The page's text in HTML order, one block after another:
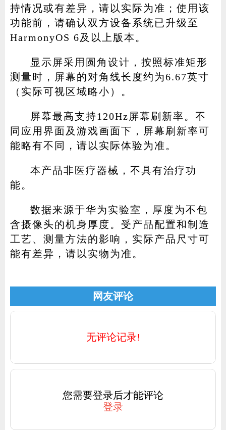
持情况或有差异，请以实际为准；使用该
功能前，请确认双方设备系统已升级至
HarmonyOS 6及以上版本。
显示屏采用圆角设计，按照标准矩形
测量时，屏幕的对角线长度约为6.67英寸
（实际可视区域略小）。
屏幕最高支持120Hz屏幕刷新率。不
同应用界面及游戏画面下，屏幕刷新率可
能略有不同，请以实际体验为准。
本产品非医疗器械，不具有治疗功
能。
数据来源于华为实验室，厚度为不包
含摄像头的机身厚度。受产品配置和制造
工艺、测量方法的影响，实际产品尺寸可
能有差异，请以实物为准。
网友评论
无评论记录!
您需要登录后才能评论
登录